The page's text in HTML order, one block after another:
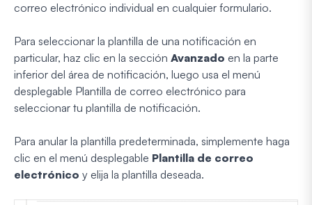
correo electrónico individual en cualquier formulario.
Para seleccionar la plantilla de una notificación en
particular, haz clic en la sección Avanzado en la parte
inferior del área de notificación, luego usa el menú
desplegable Plantilla de correo electrónico para
seleccionar tu plantilla de notificación.
Para anular la plantilla predeterminada, simplemente haga
clic en el menú desplegable Plantilla de correo
electrónico y elija la plantilla deseada.